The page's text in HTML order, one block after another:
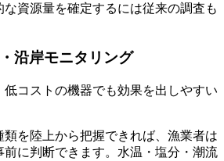
資源量を確定するには従来の調査も
沿岸モニタリング
コストの機器でも効果を出しやすい
を陸上から把握できれば、漁業者は
前に判断できます。水温・塩分・潮流